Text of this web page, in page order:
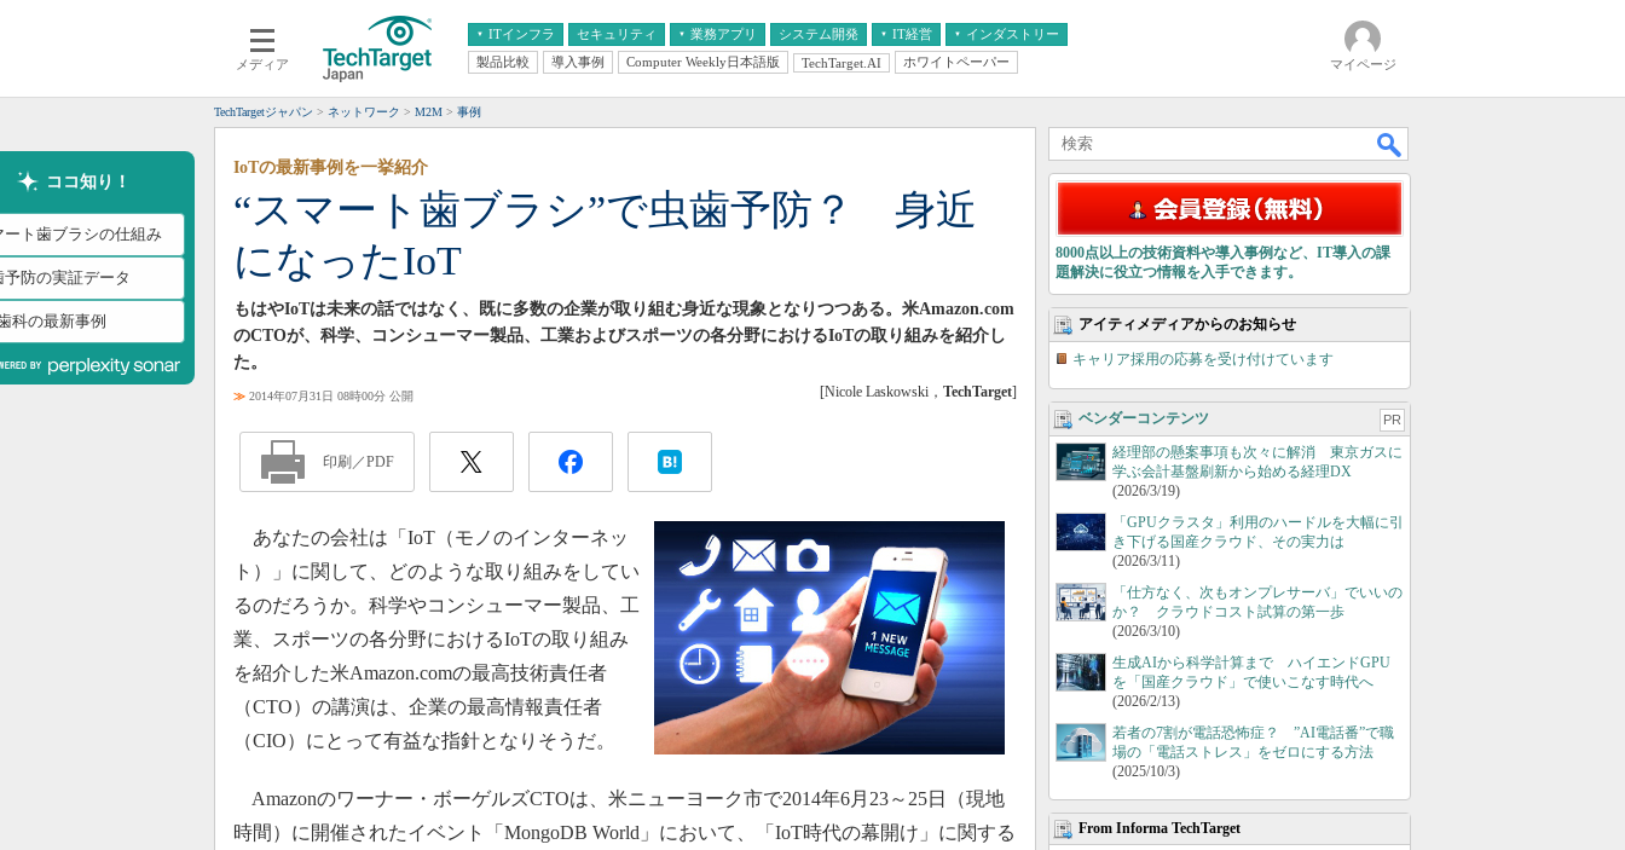
メディア
ITインフラ
クラウド
スマートモバイル
ネットワーク
システム運用管理
セキュリティ 業務アプリ
エンタープライズAI
ERP
情報系システム
システム開発 IT経営
経営とIT
インダストリー
医療IT
製品比較 導入事例 Computer Weekly日本語版 TechTarget.AI ホワイトペーパー マイページ
TechTargetジャパン ネットワーク M2M 事例
ココ知り！
ート歯ブラシの仕組み
予防の実証データ
科の最新事例
“スマート歯ブラシ”で虫歯予防？ 身近
になったIoT
IoTの最新事例を一挙紹介
もはやIoTは未来の話ではなく、既に多数の企業が取り組む身近な現象となりつつある。米Amazon.com
のCTOが、科学、コンシューマー製品、工業およびスポーツの各分野におけるIoTの取り組みを紹介し
た。
≫ 2014年07月31日 08時00分 公開 [Nicole Laskowski， TechTarget]
印刷／PDF
あなたの会社は「IoT（モノのインターネッ
ト）」に関して、どのような取り組みをしてい
るのだろうか。科学やコンシューマー製品、工
業、スポーツの各分野におけるIoTの取り組み
を紹介した米Amazon.comの最高技術責任者
（CTO）の講演は、企業の最高情報責任者
（CIO）にとって有益な指針となりそうだ。
Amazonのワーナー・ボーゲルズCTOは、米ニューヨーク市で2014年6月23～25日（現地
時間）に開催されたイベント「MongoDB World」において、「IoT時代の幕開け」に関する
8000点以上の技術資料や導入事例など、IT導入の課
題解決に役立つ情報を入手できます。
アイティメディアからのお知らせ
キャリア採用の応募を受け付けています
ベンダーコンテンツ PR
経理部の懸案事項も次々に解消 東京ガスに
学ぶ会計基盤刷新から始める経理DX
(2026/3/19)
「GPUクラスタ」利用のハードルを大幅に引
き下げる国産クラウド、その実力は
(2026/3/11)
「仕方なく、次もオンプレサーバ」でいいの
か？ クラウドコスト試算の第一歩
(2026/3/10)
生成AIから科学計算まで ハイエンドGPU
を「国産クラウド」で使いこなす時代へ
(2026/2/13)
若者の7割が電話恐怖症？ ”AI電話番”で職
場の「電話ストレス」をゼロにする方法
(2025/10/3)
From Informa TechTarget